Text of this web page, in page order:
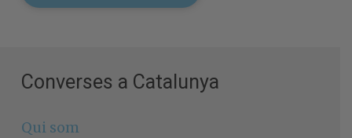
Converses a Catalunya
Qui som